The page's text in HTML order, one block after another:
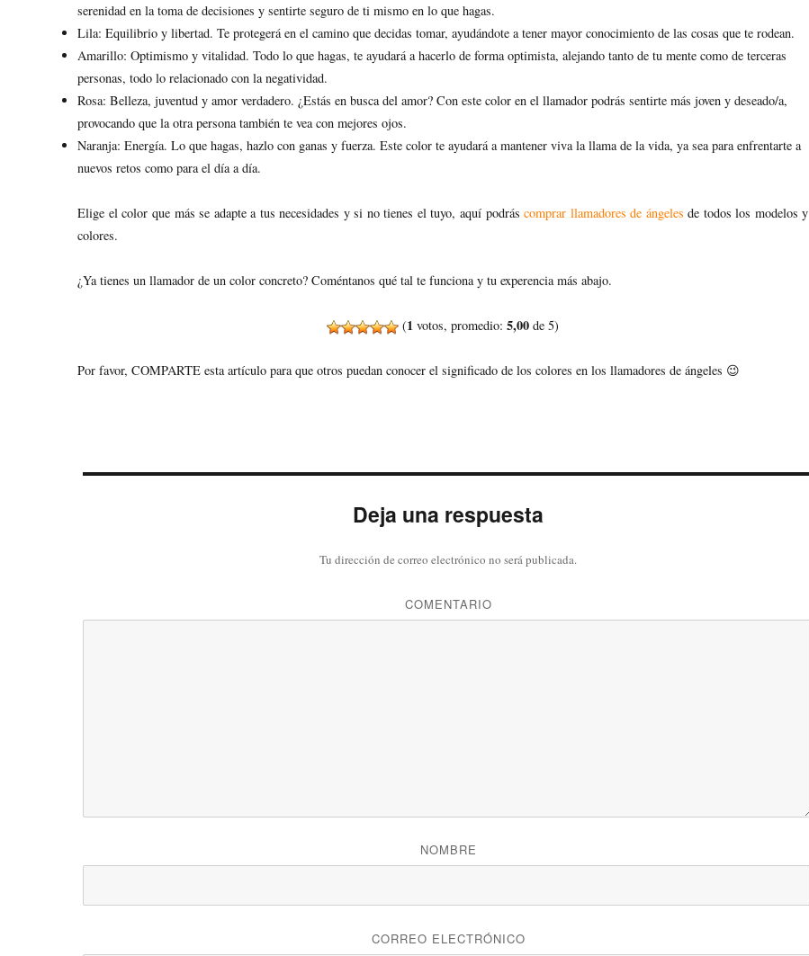
serenidad en la toma de decisiones y sentirte seguro de ti mismo en lo que hagas.
Lila: Equilibrio y libertad. Te protegerá en el camino que decidas tomar, ayudándote a tener mayor conocimiento de las cosas que te rodean.
Amarillo: Optimismo y vitalidad. Todo lo que hagas, te ayudará a hacerlo de forma optimista, alejando tanto de tu mente como de terceras
personas, todo lo relacionado con la negatividad.
Rosa: Belleza, juventud y amor verdadero. ¿Estás en busca del amor? Con este color en el llamador podrás sentirte más joven y deseado/a,
provocando que la otra persona también te vea con mejores ojos.
Naranja: Energía. Lo que hagas, hazlo con ganas y fuerza. Este color te ayudará a mantener viva la llama de la vida, ya sea para enfrentarte a
nuevos retos como para el día a día.
Elige el color que más se adapte a tus necesidades y si no tienes el tuyo, aquí podráscomprar llamadores de ángeles de todos los modelos y
colores.
¿Ya tienes un llamador de un color concreto? Coméntanos qué tal te funciona y tu experencia más abajo.
(1 votos, promedio:5,00 de 5)
Por favor, COMPARTE esta artículo para que otros puedan conocer el significado de los colores en los llamadores de ángeles 😉
Deja una respuesta
Tu dirección de correo electrónico no será publicada.
COMENTARIO
NOMBRE
CORREO ELECTRÓNICO